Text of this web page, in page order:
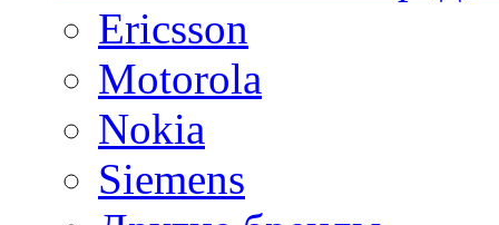
Ericsson
Motorola
Nokia
Siemens